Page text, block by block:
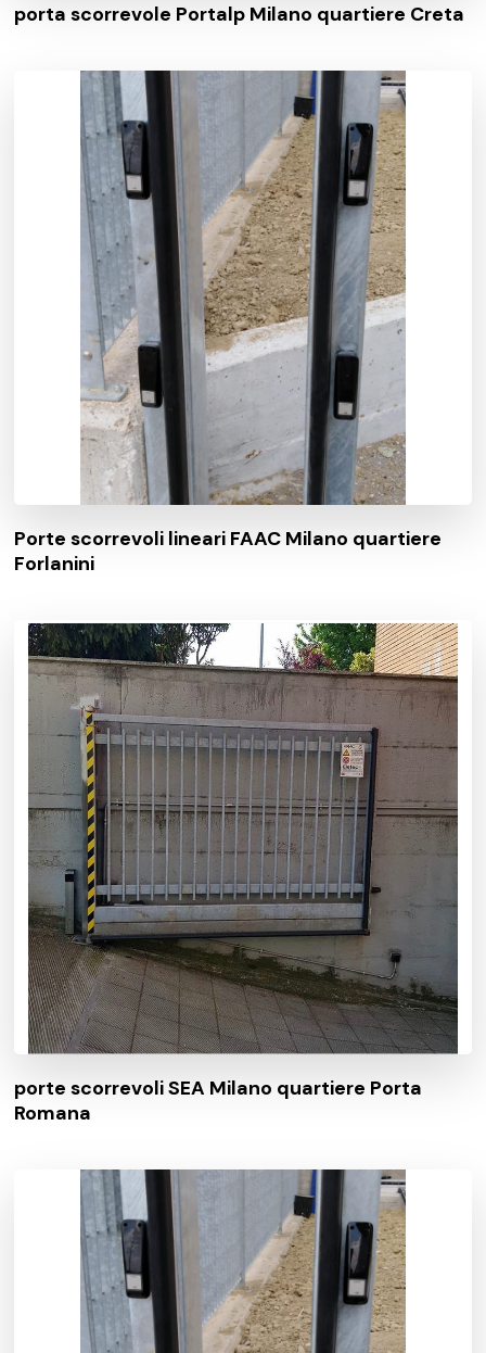
porta scorrevole Portalp Milano quartiere Creta
Porte scorrevoli lineari FAAC Milano quartiere
Forlanini
porte scorrevoli SEA Milano quartiere Porta
Romana